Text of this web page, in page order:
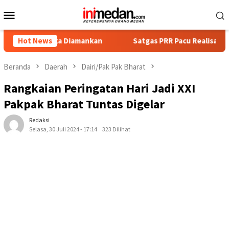
ke
Mobile
Hot News
Diamankan Satgas PRR Pacu Realisasi Tambahan
Beranda Daerah Dairi/Pak Pak Bharat
Rangkaian Peringatan Hari Jadi XXI
Pakpak Bharat Tuntas Digelar
Redaksi
Selasa, 30 Juli 2024 - 17:14
323 Dilihat